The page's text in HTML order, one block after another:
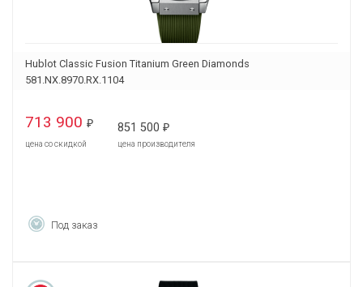
Hublot Classic Fusion Titanium Green Diamonds
581.NX.8970.RX.1104
713 900 ₽
цена со скидкой
851 500 ₽
цена производителя
Под заказ